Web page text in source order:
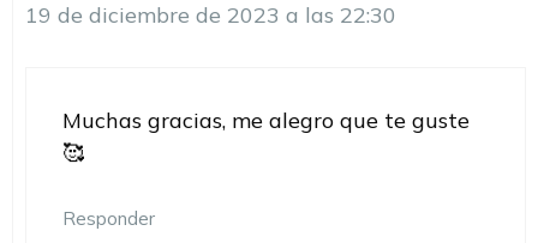
19 de diciembre de 2023 a las 22:30
Muchas gracias, me alegro que te guste
🥰
Responder